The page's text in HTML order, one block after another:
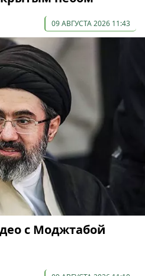
09 АВГУСТА 2026 11:43
с Моджтабой